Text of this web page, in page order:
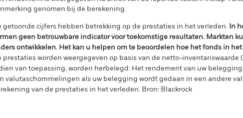
genomen bij de berekening.
getoonde cijfers hebben betrekking op de prestaties in het verleden. In
geen betrouwbare indicator voor toekomstige resultaten. Markten
ontwikkelen. Het kan u helpen om te beoordelen hoe het fonds in
prestaties worden weergegeven op basis van de netto-
van toepassing, worden herbelegd. Het rendement van uw
valutaschommelingen als uw belegging wordt gedaan in een andere
van de prestaties in het verleden. Bron: Blackrock